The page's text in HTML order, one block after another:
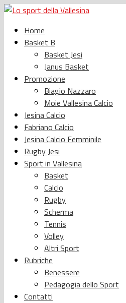
Home
Basket B
Basket Jesi
Janus Basket
Promozione
Biagio Nazzaro
Moie Vallesina Calcio
Jesina Calcio
Fabriano Calcio
Jesina Calcio Femminile
Rugby Jesi
Sport in Vallesina
Basket
Calcio
Rugby
Scherma
Tennis
Volley
Altri Sport
Rubriche
Benessere
Pedagogia dello Sport
Contatti